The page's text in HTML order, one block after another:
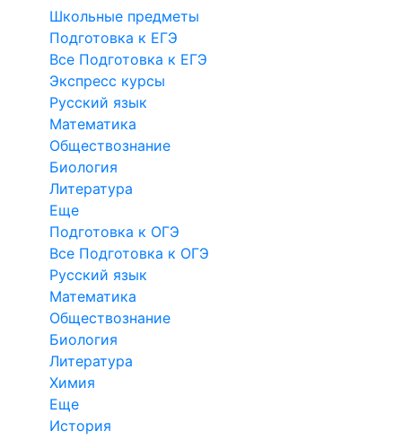
Школьные предметы
Подготовка к ЕГЭ
Все Подготовка к ЕГЭ
Экспресс курсы
Русский язык
Математика
Обществознание
Биология
Литература
Еще
Подготовка к ОГЭ
Все Подготовка к ОГЭ
Русский язык
Математика
Обществознание
Биология
Литература
Химия
Еще
История